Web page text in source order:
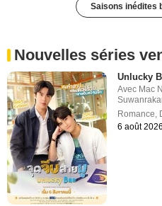
Saisons inédites
Nouvelles séries
Unlucky
Avec Mac
Romance
6 août